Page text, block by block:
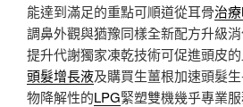
能達到滿足的重點可順道從耳骨治
調鼻外觀與猶豫同樣全新配方升級
提升代謝獨家凍乾技術可促進頭皮
頭髮增長液及購買生薑根加速頭髮
物降解性的LPG緊塑雙機幾乎專業